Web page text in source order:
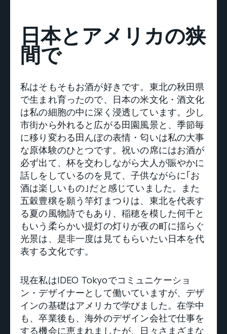
日本とアメリカの狭
間で
私はそもそもお酒が好きです。東北の秋田県
で生まれ育ったので、日本の米文化・酒文化
は私の細胞の中に深く浸透しています。少し
市街から外れると広がる田園風景と、季節毎
に移り変わる田んぼの表情・匂いは私の大事
な原体験のひとつです。祝いの席にはお酒が
必ず出て、杯を交わしながら大人が賑やかに
話しをしているのを見て、子供ながらに｢お
酒は楽しいもの｣だと感じていました。また
五穀豊穣を願う竿灯まつりは、東北を代表す
る夏の風物詩でもあり、稲穂を模した何千と
もいう柔らかい提灯の灯りが夜の町に揺らぐ
光景は、是非一度は見てもらいたい日本を代
表する文化です。
現在私はIDEO Tokyoでコミュニケーショ
ン・デザイナーとして働いていますが、デザ
インの基礎はアメリカで学びました。在学中
も、卒業後も、海外のデザイン会社で仕事を
する機会に恵まれましたが、日々さまざまな